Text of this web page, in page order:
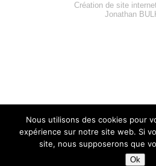
Création de site
Jonathan
Nous utilisons des cookies pour
expérience sur notre site web. Si
site, nous supposerons que
Ok